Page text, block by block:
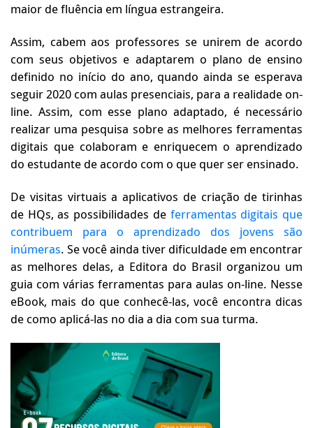
maior de fluência em língua estrangeira.
Assim, cabem aos professores se unirem de acordo
com seus objetivos e adaptarem o plano de ensino
definido no início do ano, quando ainda se esperava
seguir 2020 com aulas presenciais, para a realidade on-
line. Assim, com esse plano adaptado, é necessário
realizar uma pesquisa sobre as melhores ferramentas
digitais que colaboram e enriquecem o aprendizado
do estudante de acordo com o que quer ser ensinado.
De visitas virtuais a aplicativos de criação de tirinhas
de HQs, as possibilidades de ferramentas digitais que
contribuem para o aprendizado dos jovens são
inúmeras. Se você ainda tiver dificuldade em encontrar
as melhores delas, a Editora do Brasil organizou um
guia com várias ferramentas para aulas on-line. Nesse
eBook, mais do que conhecê-las, você encontra dicas
de como aplicá-las no dia a dia com sua turma.